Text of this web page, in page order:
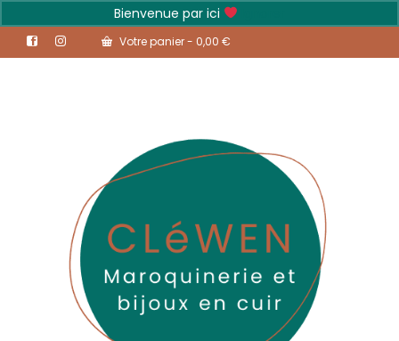
Votre panier- 0,00 €
Bienvenue par ici